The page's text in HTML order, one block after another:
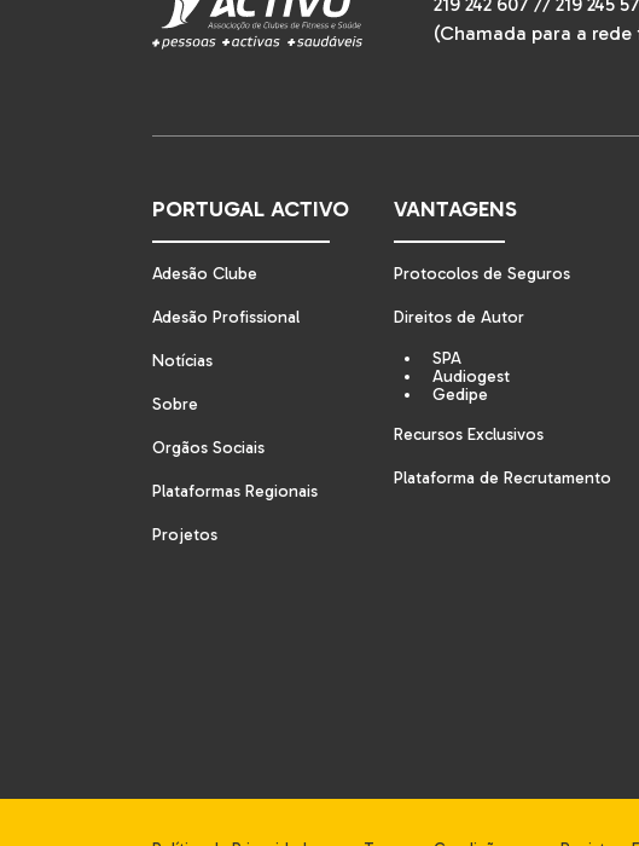
(Chamada para a
PORTUGAL ACTIVO
Adesão Clube
Adesão Profissional
Notícias
Sobre
Orgãos Sociais
Plataformas Regionais
Projetos
VANTAGENS
Protocolos de Seguros
Direitos de Autor
SPA
Audiogest
Gedipe
Recursos Exclusivos
Plataforma de Recrutamento